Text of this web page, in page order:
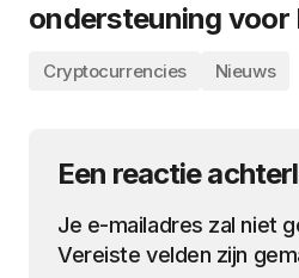
ondersteuning voor
Cryptocurrencies Nieuws
Een reactie
Je e-mailadres zal niet
Vereiste velden zijn